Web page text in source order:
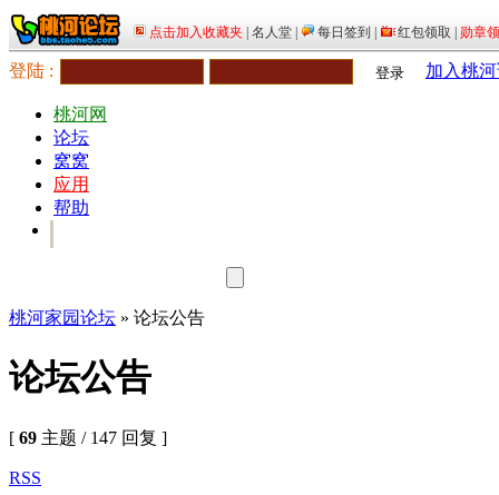
登陆 : 登录 加入桃
桃河网
论坛
窝窝
应用
帮助
桃河家园论坛 » 论坛公告
论坛公告
[ 69 主题 / 147 回复 ]
RSS